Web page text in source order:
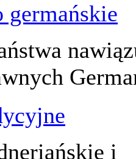
germańskie
i